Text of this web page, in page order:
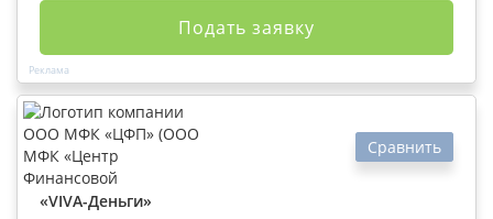
Подать заявку
«VIVA-Деньги»
Сравнить